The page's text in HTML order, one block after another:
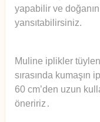
yapabilir ve
yansıtabilirsiniz.
Muline iplikler
sırasında kumaşın
60 cm’den uzun
öneririz .